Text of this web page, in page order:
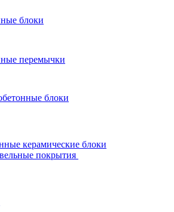
блоки
перемычки
блоки
керамические блоки
покрытия